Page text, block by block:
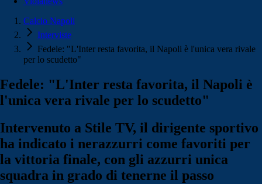
Calcio Napoli
Interviste
Fedele: "L'Inter resta favorita, il Napoli è l'unica vera rivale
per lo scudetto"
Fedele: "L'Inter resta favorita, il Napoli è
l'unica vera rivale per lo scudetto"
Intervenuto a Stile TV, il dirigente sportivo
ha indicato i nerazzurri come favoriti per
la vittoria finale, con gli azzurri unica
squadra in grado di tenerne il passo